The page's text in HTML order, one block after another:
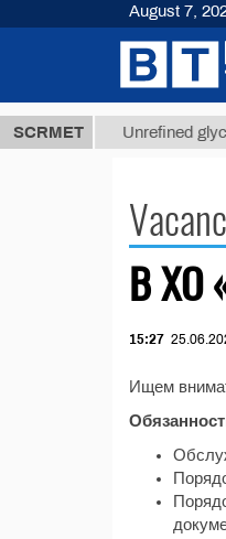
SCRMET
ТМТ Unrefined
В ХО
15:27
Ищем
August 7,